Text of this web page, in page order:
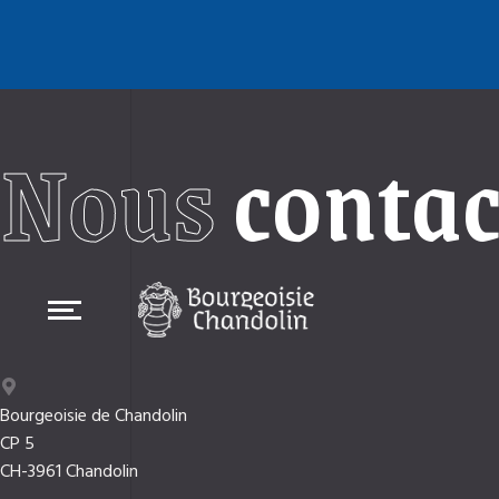
Nous
Bourgeoisie de Chandolin
CP 5
CH-3961 Chandolin